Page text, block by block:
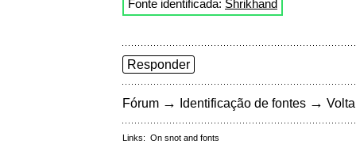
Fonte identificada: Shrikhand
Responder
Fórum → Identificação de fontes →
Links: On snot and fonts